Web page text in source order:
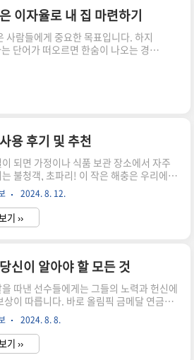
하므로, 이를 미리 파악하는 것이 좋습
발급받기 위해 필요한 수수료는 약
우 30,000원 정도로 더..
이자율로 내 집 마련하기
사람들에게 중요한 목표입니다. 하지
단어가 떠오르면 한숨이 나오는 경우
은 경우에는 더욱 그렇죠. 그러나 낮
을 이용하면 이 꿈을 이루는 데 큰 도
로그에서는 아파트 담보 대출의 개념,
시 유의사항 등을 알아보겠습니다. 아
파트의 시세가 높을수록 대출 가능한
를 소유하면서 필요한 자금을 마련할
상환 기간은 통상 10년..
용 후기 및 추천
되면 가정이나 식품 보관 장소에서 자주
불청객, 초파리! 이 작은 해충은 우리에게
지 불편을 안겨줍니다. 초파리를 효과적으
위해 많은 사람들이 다양한 방법을 시도하
중에서도 끈끈이 트랩은 특히 인기를 끌고
. 이 블로그에서는 초파리 끈끈이 트랩의
무엇인가? 초파리는 일반적으로
melanogaster라는 학명을 가진 작
입니다. 이 곤충은 주로 과일, 채소, 발효된
서 쉽게 발견되며, 특히 여름철에 그 개체
증합니다. 초파리는 생물학적으로 매우 짧
를 가지고 있어 빠르게 번식할 수 있으며, 이
짧은 시간 ..
2024. 8. 12.
기 ››
신이 알아야 할 모든 것
따낸 선수들에게는 그들의 노력과 헌신에
상이 따릅니다. 바로 올림픽 금메달 연금입
블로그에서는 금메달 연금의 개념, 지급
리고 이 제도의 사회적 의미에 대해 깊이 있
보겠습니다. 선수들의 땀과 열정이 어떻게
혜택으로 이어지는지, 그 이면에 숨겨진
2024. 8. 8.
기 ››